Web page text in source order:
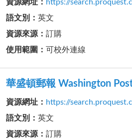
資源網址 ： https://
語文別
： 英文
資源來源 ： 訂購
使用範圍 ： 可校外連線
華盛頓郵報 Washington
資源網址 ： https://
語文別
： 英文
資源來源 ： 訂購